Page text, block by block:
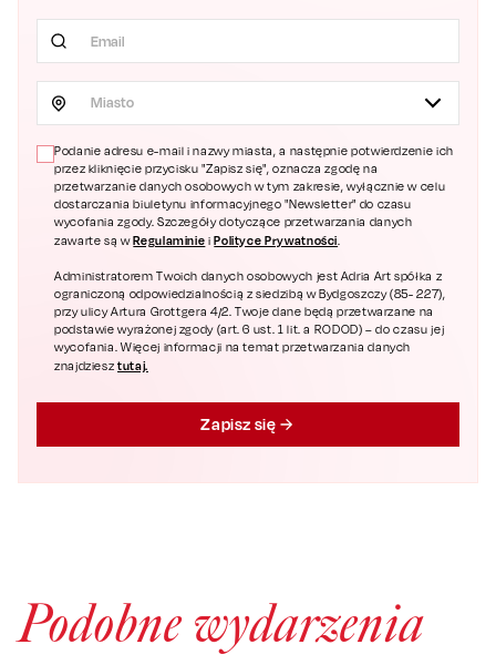
Miasto
Podanie adresu e-mail i nazwy miasta, a następnie potwierdzenie ich
przez kliknięcie przycisku "Zapisz się", oznacza zgodę na
przetwarzanie danych osobowych w tym zakresie, wyłącznie w celu
dostarczania biuletynu informacyjnego "Newsletter" do czasu
wycofania zgody. Szczegóły dotyczące przetwarzania danych
zawarte są wRegulaminie i Polityce Prywatności.
Administratorem Twoich danych osobowych jest Adria Art spółka z
ograniczoną odpowiedzialnością z siedzibą w Bydgoszczy (85- 227),
przy ulicy Artura Grottgera 4/2. Twoje dane będą przetwarzane na
podstawie wyrażonej zgody (art. 6 ust. 1 lit. a RODOD) – do czasu jej
wycofania. Więcej informacji na temat przetwarzania danych
znajdziesztutaj.
Zapisz się
Podobne wydarzenia